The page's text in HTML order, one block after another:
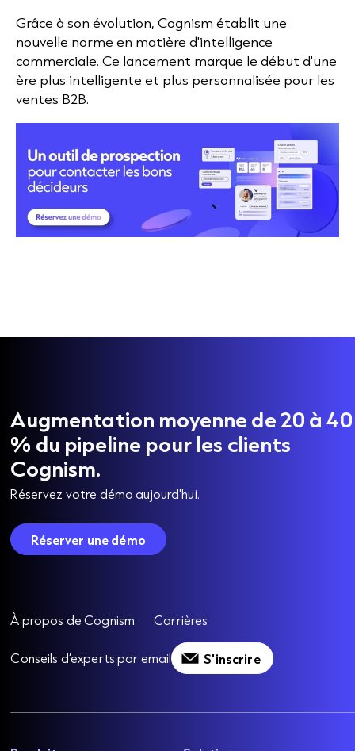
Grâce à son évolution, Cognism établit une
nouvelle norme en matière d'intelligence
commerciale. Ce lancement marque le début d'une
ère plus intelligente et plus personnalisée pour les
ventes B2B.
Augmentation moyenne de 20 à 40
% du pipeline pour les clients
Cognism.
Réservez votre démo aujourd'hui.
Réserver une démo
À propos de Cognism Carrières
Conseils d’experts par email S'inscrire